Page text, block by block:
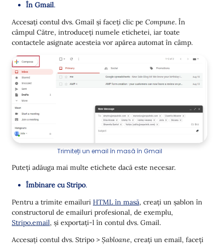
În Gmail.
Accesați contul dvs. Gmail și faceți clic pe Compune. În
câmpul Către, introduceți numele etichetei, iar toate
contactele asignate acesteia vor apărea automat în câmp.
Trimiteți un email în masă în Gmail
Puteți adăuga mai multe etichete dacă este necesar.
Îmbinare cu Stripo.
Pentru a trimite emailuri HTML în masă, creați un șablon în
constructorul de emailuri profesional, de exemplu,
Stripo.email, și exportați-l în contul dvs. Gmail.
Accesați contul dvs. Stripo > Șabloane, creați un email, faceți